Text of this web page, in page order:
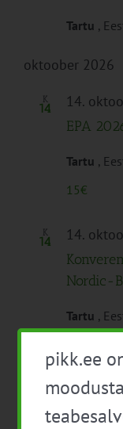
Tartu ,
oktoober 2026
K
14 14.
EPA
Tartu ,
15€
K
14 14.
Nordic-
Tartu ,
november 2026
R
20 20.
Koolitus
pikk.ee